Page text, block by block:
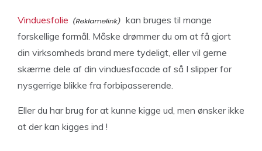
Vinduesfolie
kan bruges til mange
forskellige formål. Måske drømmer du om at få gjort
din virksomheds brand mere tydeligt, eller vil gerne
skærme dele af din vinduesfacade af så I slipper for
nysgerrige blikke fra forbipasserende.
Eller du har brug for at kunne kigge ud, men ønsker ikke
at der kan kigges ind !